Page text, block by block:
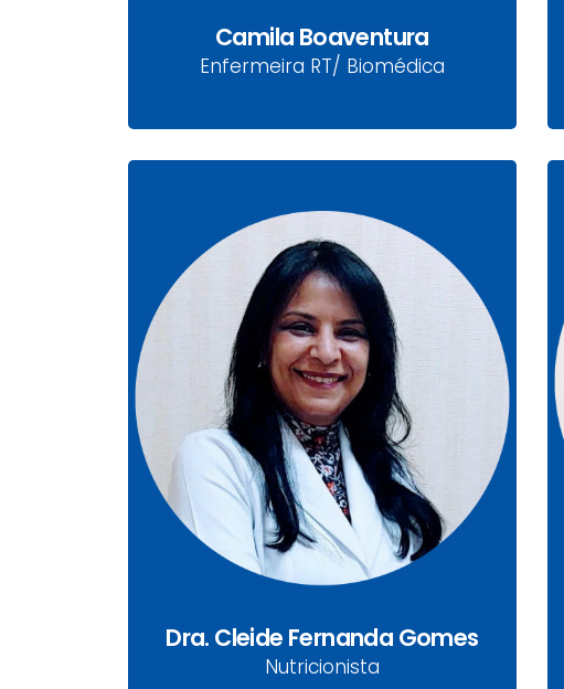
Camila Boaventura
Enfermeira RT/ Biomédica
Dra. Cleide Fernanda Gomes
Nutricionista
Dra. Cleide Fernanda
Gomes
CRN 8662-PR
Nutricionista